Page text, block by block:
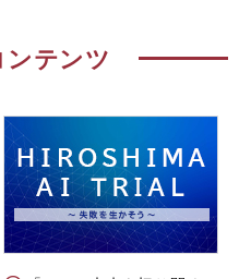
テンツ